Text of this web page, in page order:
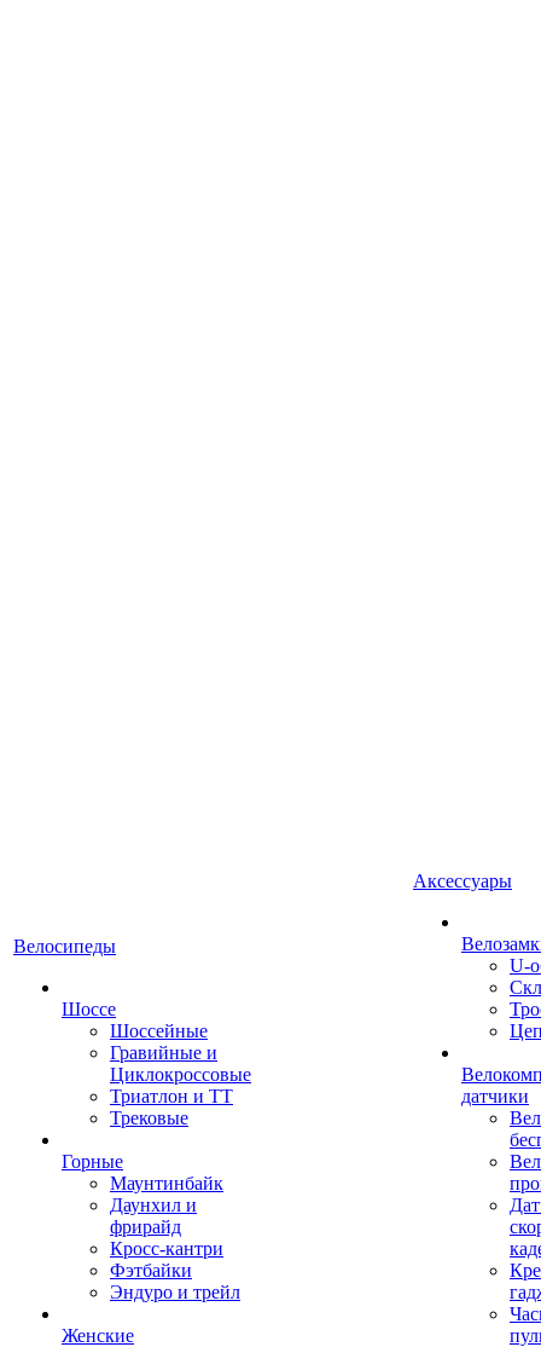
Велосипеды
Шоссе
Шоссейные
Гравийные и
Циклокроссовые
Триатлон и ТТ
Трековые
Горные
Маунтинбайк
Даунхил и
фрирайд
Кросс-кантри
Фэтбайки
Эндуро и трейл
Женские
Аксессуары
U-
датчики